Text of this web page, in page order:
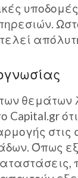
θεμάτων
Capital.gr
στις
Όπως